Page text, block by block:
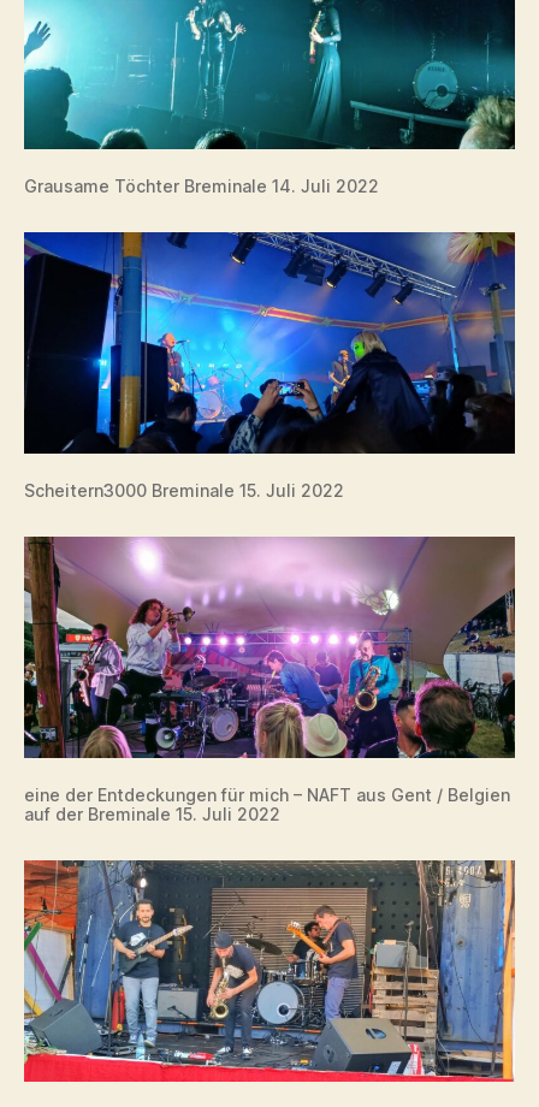
Grausame Töchter Breminale 14. Juli 2022
Scheitern3000 Breminale 15. Juli 2022
eine der Entdeckungen für mich – NAFT aus Gent / Belgien
auf der Breminale 15. Juli 2022